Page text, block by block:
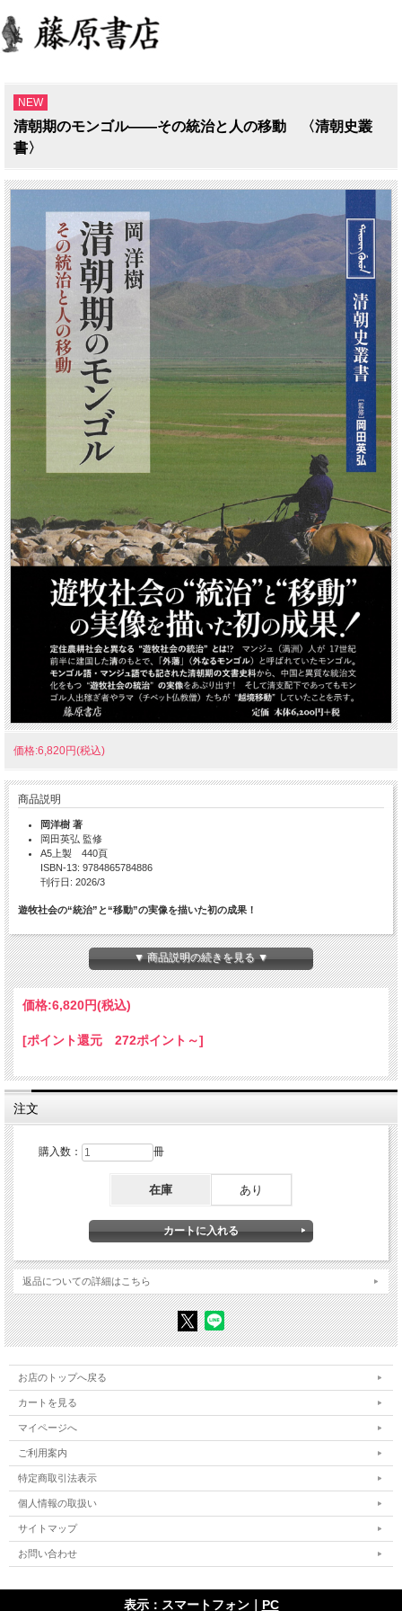
NEW
清朝期のモンゴル――その統治と人の移動 〈清朝史叢
書〉
価格:6,820円(税込)
商品説明
岡洋樹 著
岡田英弘 監修
A5上製 440頁
ISBN-13: 9784865784886
刊行日: 2026/3
遊牧社会の“統治”と“移動”の実像を描いた初の成果！
定住農耕社会と異なる“遊牧社会の統治”とは!?
マンジュ（満洲）人が17世紀前半に建国した清のもとで、「外藩」（外なるモンゴ
ル）と呼ばれていたモンゴル。モンゴル語・マンジュ語でも記された清朝期の文書
そして清支配下であってもモンゴル人出稼ぎ者やラマ（チベット仏教僧）たち
目次
序章 清代モンゴル史の課題――史料と問題点
第1章 北元から清へ――清の外藩統治の歴史的経緯
第2章 「外なるモンゴル」という統治範疇――制度史的考察
第3章 随丁（ハムジラガ）の起源について
第4章 清代モンゴルにおける旗籍離脱と清朝統治――ウラド後旗と広覚寺の属
第2部 乾隆期のモンゴル支配――ハルハを事例として
第2章 第三代ジェブツンダムバ゠ホトクトの転生と乾隆帝の対ハルハ政策
第3章 乾隆三十年のサンザイドルジ等による対ロシア密貿易事件
補論 殿版『蒙古源流』とツェングンジャヴ
第3部 モンゴル人の越境移動――家畜窃盗裁判記録を読む
第1章 清代モンゴルにおける人の移動
第2章 越境移動の諸相
終章 「外なるモンゴル」と清
関連情報
南の定着農耕文明に対峙した遊牧民の歴史を、その内側から理解するためには、遊
牧民が自ら残した史料の存在が不可欠である。そのような条件が満たされるのが、
17世紀以後、まさに最後の「征服王朝」たるマンジュ（満洲）の清朝の支配下にあ
った時代のモンゴルなのである。
この時代、モンゴル文・マンジュ文の文書史料が作られ、モンゴル国や中国の文書
館に残されている。当時のモンゴルは、まだ遊牧生産を主な生業としており、それ
を基盤とした社会の構造があり、行政統治が営まれていた。だから清の時代のモン
清の時代は17世紀から20世紀初頭に及ぶ。20世紀の前半、東北アジアは激動を経
▼ 商品説明の続きを見る ▼
価格:6,820円(税込)
[ポイント還元 272ポイント～]
注文
購入数： 冊
在庫 あり
返品についての詳細はこちら
お店のトップへ戻る
カートを見る
マイページへ
ご利用案内
特定商取引法表示
個人情報の取扱い
サイトマップ
お問い合わせ
表示：スマートフォン｜ PC